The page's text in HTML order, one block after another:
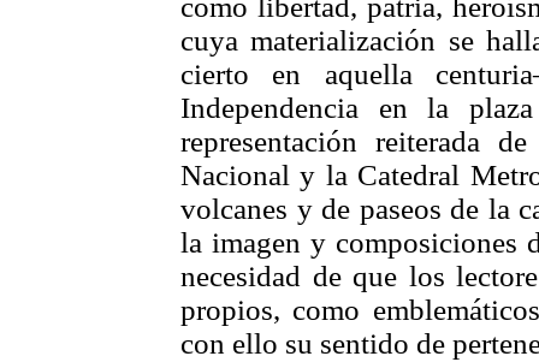
como libertad, patria,
cuya materialización se
cierto en aquella
Independencia en la
representación reiterada
Nacional y la Catedral
volcanes y de paseos de la
la imagen y composiciones
necesidad de que los
propios, como
con ello su sentido de